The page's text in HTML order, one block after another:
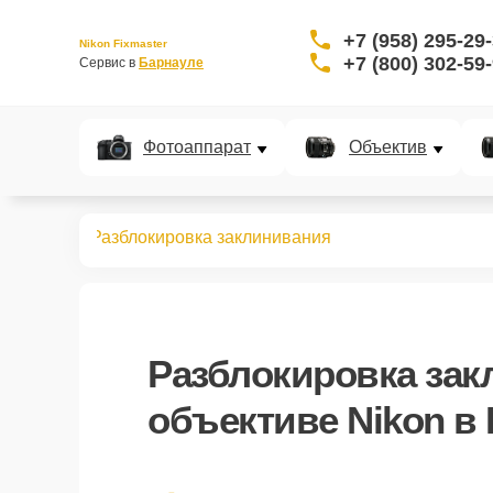
Nikon Fixmaster
Сервис в Барнауле
+7 (958) 295-
+7 (800) 302-
Фотоаппарат Объектив
Разблокировка заклинивания
Разблокировка
объективе Nikon в